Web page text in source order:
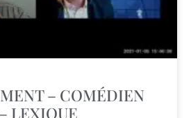
– COMÉDIEN
LEXIQUE